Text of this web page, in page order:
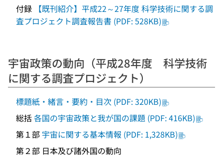
付録 【既刊紹介】平成22～27年度 科学技術に関する調
査プロジェクト調査報告書 (PDF: 528KB)
宇宙政策の動向（平成28年度 科学技術
に関する調査プロジェクト）
標題紙・緒言・要約・目次 (PDF: 320KB)
総括各国の宇宙政策と我が国の課題 (PDF: 416KB)
第１部 宇宙に関する基本情報 (PDF: 1,328KB)
第２部 日本及び諸外国の動向